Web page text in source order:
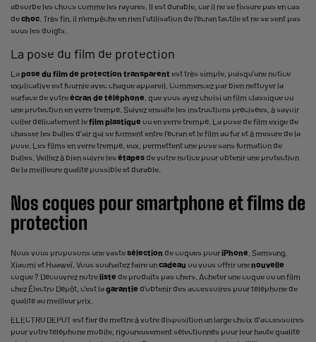
absorbe les chocs comme les rayures. Il est durable, car il ne se fissure pas en cas
dechoc. Très fin, il n’empêche en rien l’utilisation de l’écran tactile et ne se sent pas
sous les doigts.
La pose du film de protection
Lapose du film de protection transparent est très simple, puisqu’une notice
explicative est fournie avec chaque appareil. Commencez par bien nettoyer la
surface de votreécran de téléphone, que vous ayez choisi un film classique ou
une protection en verre trempé. Suivez ensuite les instructions précisées, à savoir
coller délicatement lefilm plastique ou en verre trempé. La pose de film exige de
chasser les bulles d’air qui se forment entre l’écran et le film au fur et à mesure de la
pose. Les films en verre trempé, eux, permettent une pose sans formation de
bulles. Veillez à bien suivre les étapesde votre notice pour obtenir une protection
de la meilleure qualité possible et durable.
Nos coques pour smartphone et films de
protection
Nous vous proposons une vastesélection de coques pouriPhone, Samsung,
Xiaomi et Huaweï. Vous souhaitez faire uncadeau ou vous offrir unenouvelle
coque ? Découvrez notreliste de produits pas chers. Acheter une coque ou un film
chez Électro Dépôt, c’est lagarantie d’obtenir des accessoires pour téléphonede
qualité au meilleur prix.
ELECTRO DEPOT est fier de mettre à votre disposition un large choix d’accessoires
pour votre téléphone mobile, rigoureusement sélectionnés pour leur haute qualité